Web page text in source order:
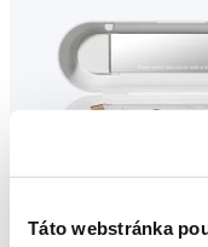
Táto webstránka
Akcia